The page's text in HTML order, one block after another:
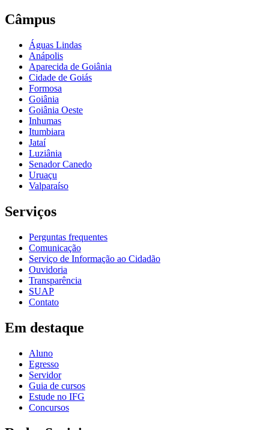
Câmpus
Águas Lindas
Anápolis
Aparecida de Goiânia
Cidade de Goiás
Formosa
Goiânia
Goiânia Oeste
Inhumas
Itumbiara
Jataí
Luziânia
Senador Canedo
Uruaçu
Valparaíso
Serviços
Perguntas frequentes
Comunicação
Serviço de Informação ao Cidadão
Ouvidoria
Transparência
SUAP
Contato
Em destaque
Aluno
Egresso
Servidor
Guia de cursos
Estude no IFG
Concursos